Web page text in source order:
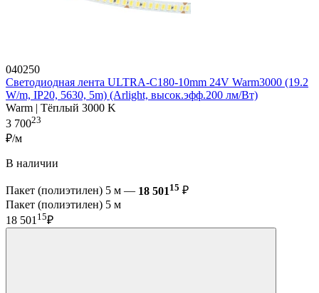
040250
Светодиодная лента ULTRA-C180-10mm 24V Warm3000 (19.2
W/m, IP20, 5630, 5m) (Arlight, высок.эфф.200 лм/Вт)
Warm | Тёплый 3000 K
3 70023
₽/м
В наличии
Пакет (полиэтилен) 5 м — 18 501 15 ₽
Пакет (полиэтилен) 5 м
18 501 15₽